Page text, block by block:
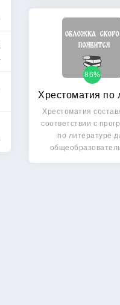
86%
Хрестоматия
соответствии с
по литературе